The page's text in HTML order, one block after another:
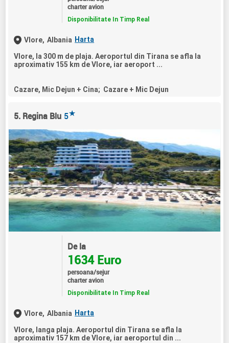
charter avion
Disponibilitate In Timp Real
Vlore, Albania Harta
Vlore, la 300 m de plaja. Aeroportul din Tirana se afla la
aproximativ 155 km de Vlore, iar aeroport ...
Cazare, Mic Dejun + Cina; Cazare + Mic Dejun
5. Regina Blu 5★
De la
1634 Euro
persoana/sejur
charter avion
Disponibilitate In Timp Real
Vlore, Albania Harta
Vlore, langa plaja. Aeroportul din Tirana se afla la
aproximativ 157 km de Vlore, iar aeroportul din ...